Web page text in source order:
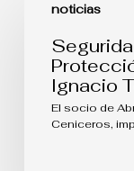
noticias
nube
Protección
Datos,
curso
Ignacio
El socio de
Ceniceros,